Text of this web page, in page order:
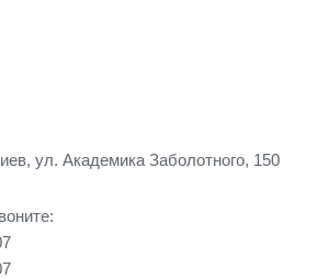
ул. Академика Заболотного, 150